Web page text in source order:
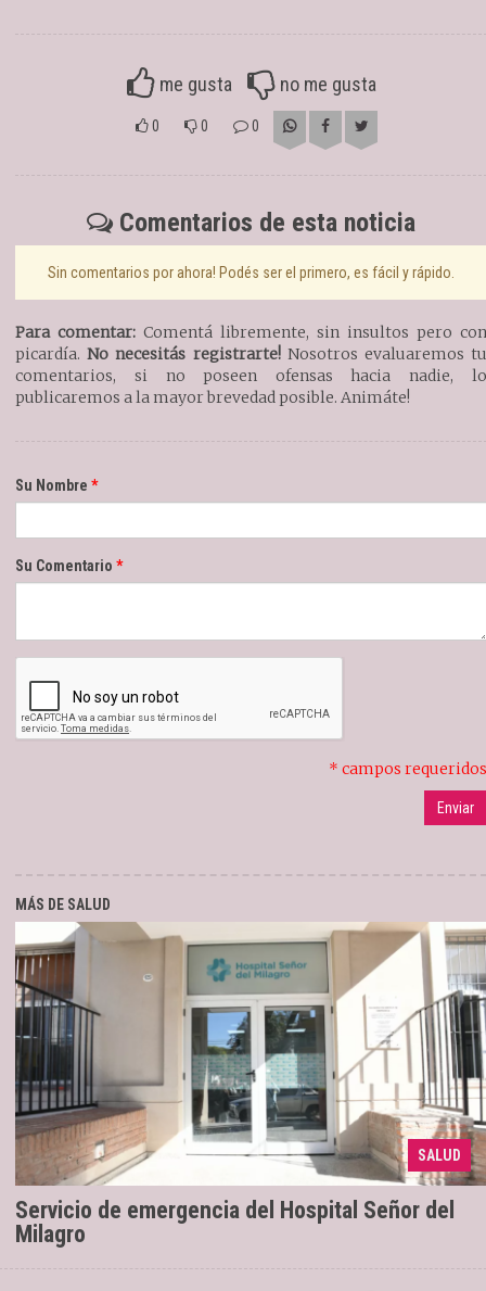
me gusta no me gusta
0 0 0
Comentarios de esta noticia
Sin comentarios por ahora! Podés ser el primero, es fácil y rápido.
Para comentar: Comentá libremente, sin insultos pero con
picardía.No necesitás registrarte!Nosotros evaluaremos tu
comentarios, si no poseen ofensas hacia nadie, lo
publicaremos a la mayor brevedad posible. Animáte!
Su Nombre
Su Comentario
* campos requeridos
MÁS DE SALUD
SALUD
Servicio de emergencia del Hospital Señor del
Milagro
27/07/2026 Forma parte de la etapa 3 del plan de
salud